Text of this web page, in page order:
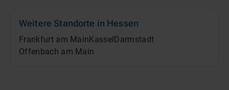
Weitere Standorte in Hessen
Frankfurt am Main Kassel Darmstadt
Offenbach am Main